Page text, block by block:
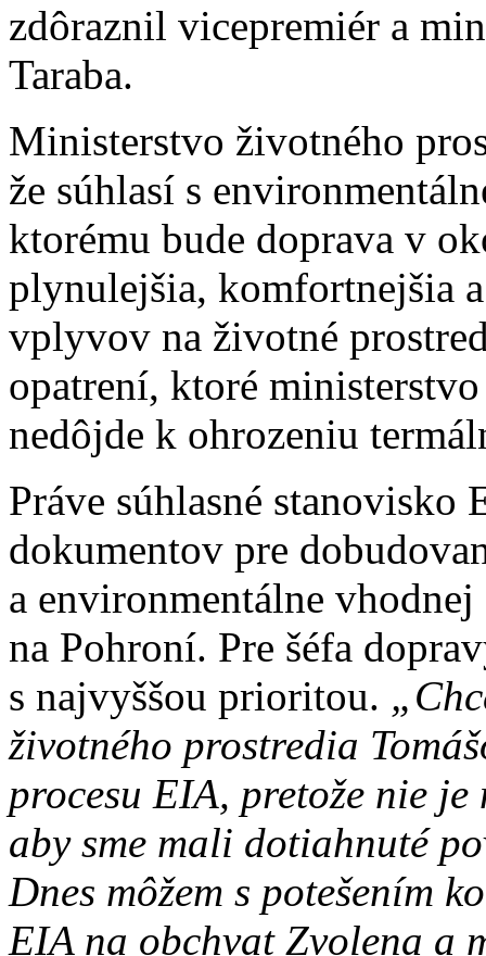
zdôraznil vicepremiér a
Taraba.
Ministerstvo životného
že súhlasí s
ktorému bude doprava v
plynulejšia, komfortnejšia
vplyvov na životné
opatrení, ktoré
nedôjde k ohrozeniu
Práve súhlasné
dokumentov pre
a environmentálne
na Pohroní. Pre šéfa
s najvyššou prioritou.
životného prostredia
procesu EIA, pretože nie
aby sme mali dotiahnuté
Dnes môžem s potešením
EIA na obchvat Zvolena a